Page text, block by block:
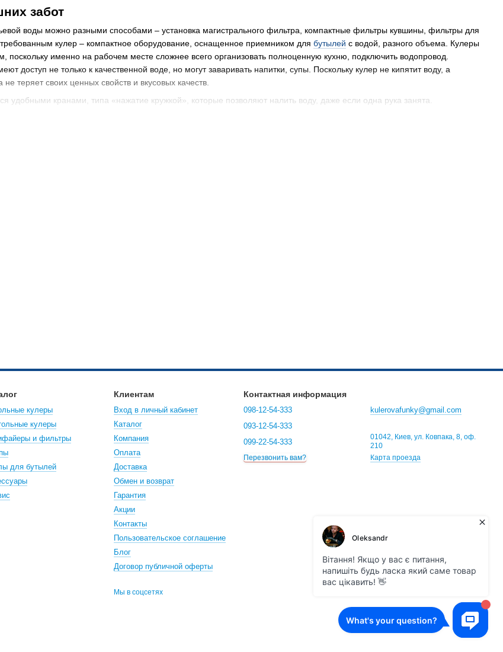
забот
воды можно разными способами – установка магистрального фильтра, компактные фильтры кувшины, фильтры для
кулер – компактное оборудование, оснащенное приемником для бутылей с водой, разного объема. Кулеры
поскольку именно на рабочем месте сложнее всего организовать полноценную кухню, подключить водопровод.
доступ не только к качественной воде, но могут заваривать напитки, супы. Поскольку кулер не кипятит воду, а
теряет своих ценных свойств и вкусовых качеств.
удобными кранами, типа «нажатие кружкой», которые позволяют налить воду, даже если одна рука занята.
кулеры
кулеры
и фильтры
для бутылей
Клиентам
Вход в личный кабинет
Каталог
Компания
Оплата
Доставка
Обмен и возврат
Гарантия
Акции
Контакты
Пользовательское соглашение
Блог
Договор публичной оферты
Мы в соцсетях
Контактная информация
098-12-54-333
093-12-54-333
099-22-54-333
Перезвонить вам?
kulerovafunky@gmail.com
01042, Киев, ул. Ковпака, 8, оф.
210
Карта проезда